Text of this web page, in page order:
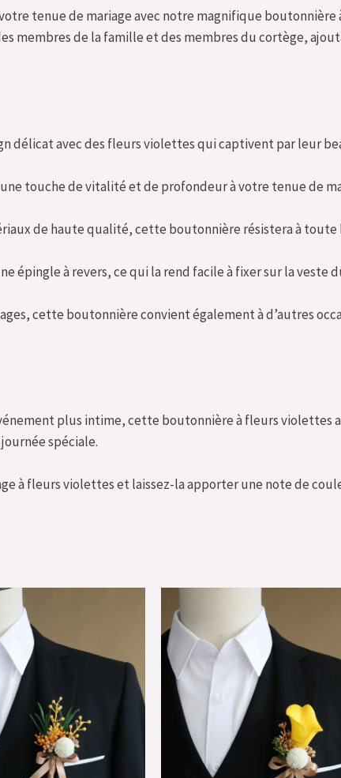
tenue de mariage avec notre magnifique
membres de la famille et des membres du cortège,
délicat avec des fleurs violettes qui captivent par leur
touche de vitalité et de profondeur à votre tenue de
de haute qualité, cette boutonnière résistera à
épingle à revers, ce qui la rend facile à fixer sur la veste
cette boutonnière convient également à d’autres
plus intime, cette boutonnière à fleurs violettes
spéciale.
à fleurs violettes et laissez-la apporter une note de